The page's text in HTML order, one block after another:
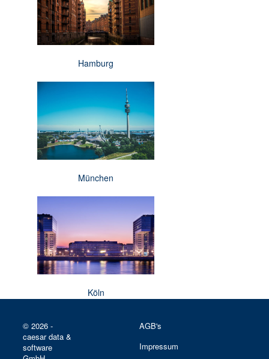
Hamburg
München
Köln
© 2026 -
caesar data &
software
AGB's
Impressum